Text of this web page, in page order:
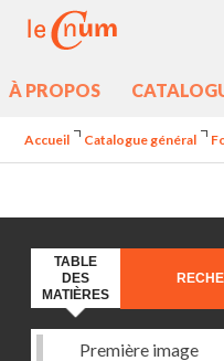
À PROPOS
Accueil Catalogue général
TABLE
DES
MATIÈRES
Première image